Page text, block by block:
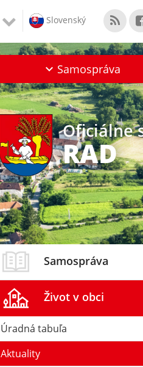
Slovenský
Samospráva
Oficiálne
RAD
Samospráva
Život v obci
Úradná tabuľa
Aktuality